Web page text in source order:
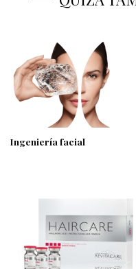
Ingeniería facial